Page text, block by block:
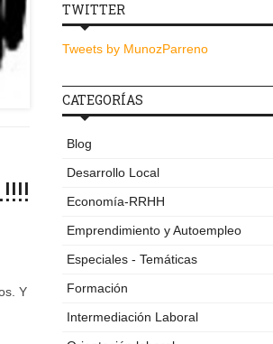
Y
TWITTER
Tweets by MunozParreno
CATEGORÍAS
Blog
Desarrollo Local
Economía-RRHH
Emprendimiento y Autoempleo
Especiales - Temáticas
Formación
Intermediación Laboral